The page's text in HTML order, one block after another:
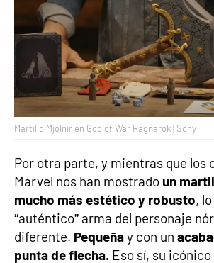
Martillo Mjölnir en God of War Ragnarok | Sony
Por otra parte, y mientras que los
Marvel nos han mostradoun
mucho más estético y robusto,
“auténtico” arma del personaje
diferente. Pequeñay con un
punta de flecha. Eso sí, su